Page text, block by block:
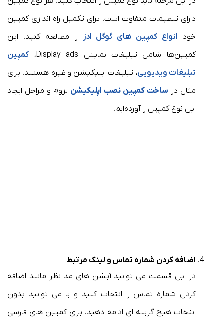
دارای تنظیمات متفاوت است. برای تکمیل راه اندازی کمپین
خود انواع کمپین های گوگل ادز
را مطالعه کنید. این
کمپین‌ها شامل تبلیغات نمایش Display ads،
کمپین
تبلیغات ویدیویی، تبلیغات اپلیکیشن و غیره هستند. برای
مثال در ساخت کمپین نصب اپلیکیشن لزوم و مراحل ایجاد
این نوع کمپین را آورده‌ایم.
اضافه کردن شماره تماس و لینک مرتبط
در این قسمت می توانید آپشن های مد نظر مانند اضافه
کردن شماره تماس را انتخاب کنید و یا می توانید بدون
انتخاب هیچ گزینه ای ادامه دهید. برای کمپین های فارسی